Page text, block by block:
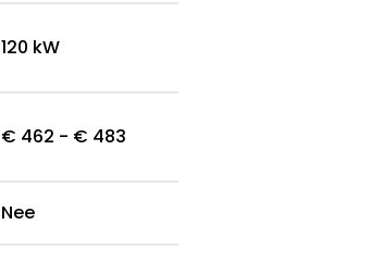
120 kW
€ 462 - € 483
Nee